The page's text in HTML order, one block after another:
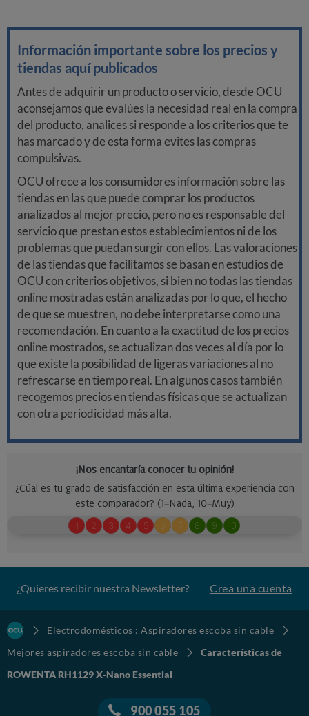
Información importante sobre los precios y
tiendas aquí publicados
Antes de adquirir un producto o servicio, desde OCU
aconsejamos que evalúes la necesidad real en la compra
del producto, analices si responde a los criterios que te
has marcado y de esta forma evites las compras
compulsivas.
OCU ofrece a los consumidores información sobre las
tiendas en las que puede comprar los productos
analizados al mejor precio, pero no es responsable del
servicio que prestan estos establecimientos ni de los
problemas que puedan surgir con ellos. Las valoraciones
de las tiendas que facilitamos se basan en estudios de
OCU con criterios objetivos, si bien no todas las tiendas
online mostradas están analizadas por lo que, el hecho
de que se muestren, no debe interpretarse como una
recomendación. En cuanto a la exactitud de los precios
online mostrados, se actualizan dos veces al día por lo
que existe la posibilidad de ligeras variaciones al no
refrescarse en tiempo real. En algunos casos también
recogemos precios en tiendas físicas que se actualizan
con otra periodicidad más alta.
¿Quieres recibir nuestra Newsletter? Crea una cuenta
Electrodomésticos : Aspiradores escoba sin cable
Mejores aspiradores escoba sin cable
Características de
ROWENTA RH1129 X-Nano Essential
900 055 105